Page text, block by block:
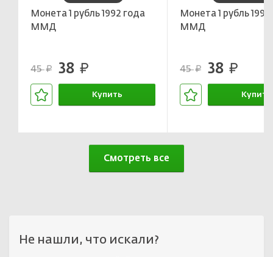
Монета 1 рубль 1992 года
ММД
45руб. 38 руб.
Купить
Монета 1 рубль
ММД
45руб. 38 руб.
Купить
Смотреть все
Не нашли, что искали?